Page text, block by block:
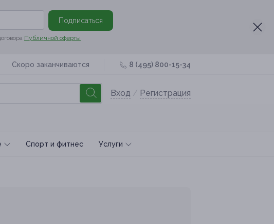
Подписаться
Публичной оферты
Скоро заканчиваются 8 (495) 800-15-34
Вход / Регистрация
Спoрт и фитнес Услуги